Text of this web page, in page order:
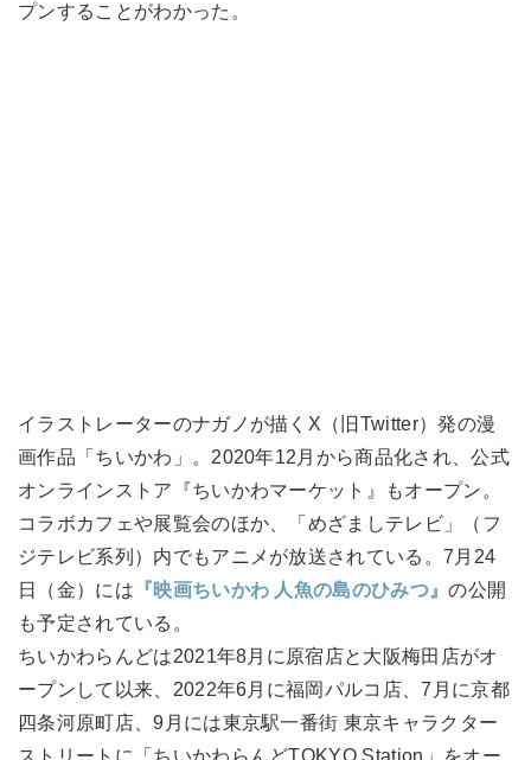
プンすることがわかった。
イラストレーターのナガノが描くX（旧Twitter）発の漫
画作品「ちいかわ」。2020年12月から商品化され、公式
オンラインストア『ちいかわマーケット』もオープン。
コラボカフェや展覧会のほか、「めざましテレビ」（フ
ジテレビ系列）内でもアニメが放送されている。7月24
日（金）には 『映画ちいかわ 人魚の島のひみつ』の公開
も予定されている。
ちいかわらんどは2021年8月に原宿店と大阪梅田店がオ
ープンして以来、2022年6月に福岡パルコ店、7月に京都
四条河原町店、9月には東京駅一番街 東京キャラクター